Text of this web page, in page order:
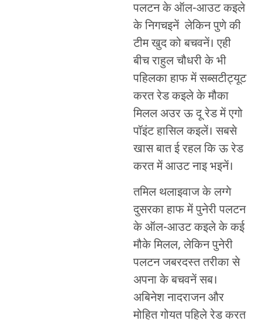
पलटन के ऑल-आउट कइले
के निगचइनें लेकिन पुणे की
टीम खुद को बचवनें। एही
बीच राहुल चौधरी के भी
पहिलका हाफ में सब्सटीट्यूट
करत रेड कइले के मौका
मिलल अउर ऊ दू रेड में एगो
पॉइंट हासिल कइलें। सबसे
खास बात ई रहल कि ऊ रेड
करत में आउट नाइ भइनें।
तमिल थलाइवाज के लग्गे
दुसरका हाफ में पुनेरी पलटन
के ऑल-आउट कइले के कई
मौके मिलल, लेकिन पुनेरी
पलटन जबरदस्त तरीका से
अपना के बचवनें सब।
अबिनेश नादराजन और
मोहित गोयत पहिले रेड करत